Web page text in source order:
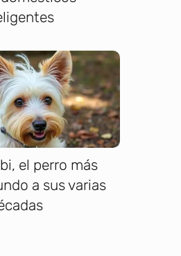
el perro más
a sus varias